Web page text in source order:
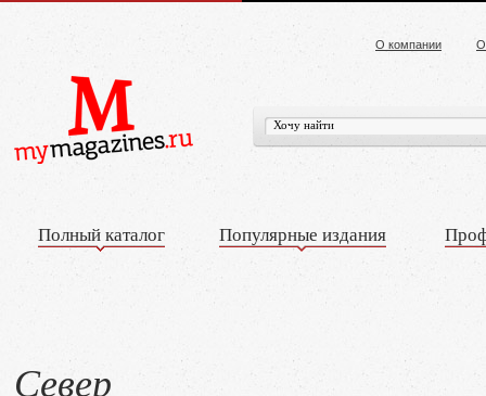
О компании
Полный каталог Популярные издания
Север